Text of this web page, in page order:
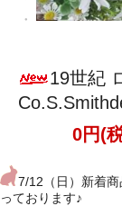
19世紀
0円(
7/12（日）新着
っております♪